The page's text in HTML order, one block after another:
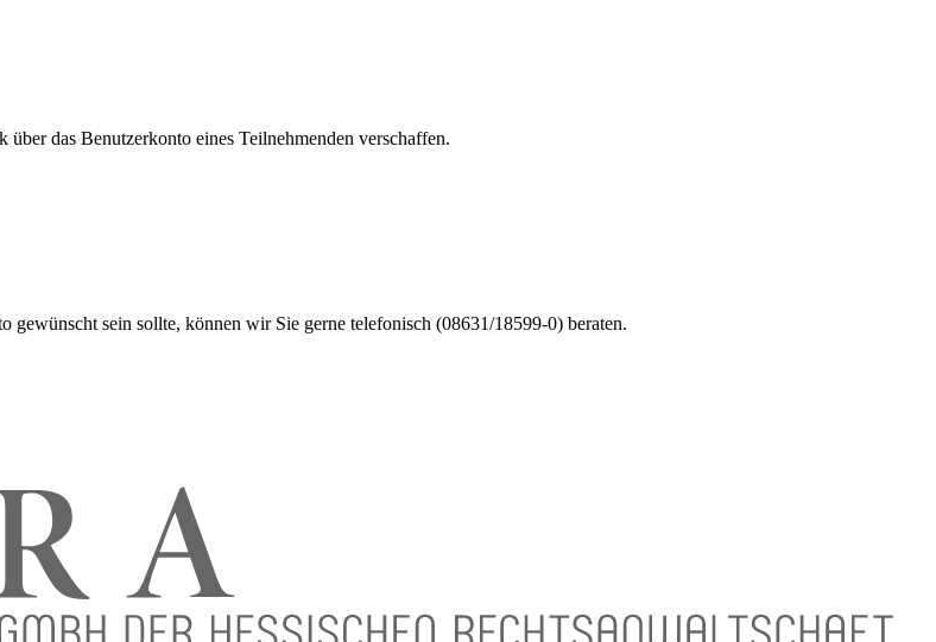
das Benutzerkonto eines Teilnehmenden verschaffen.
sein sollte, können wir Sie gerne telefonisch (08631/18599-0) beraten.